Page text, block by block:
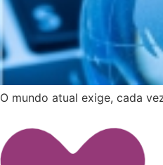
O mundo atual exige, cada